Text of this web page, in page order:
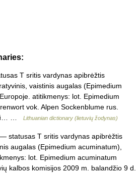
T sritis vardynas apibrėžtis
vaistinis augalas (Epimedium
atitikmenys: lot. Epimedium
vok. Alpen Sockenblume rus.
…
Lithuanian dictionary (lietuvių žodynas)
— statusas T sritis vardynas apibrėžtis
augalas (Epimedium acuminatum),
lot. Epimedium acuminatum
kalbos komisijos 2009 m. balandžio 9 d.